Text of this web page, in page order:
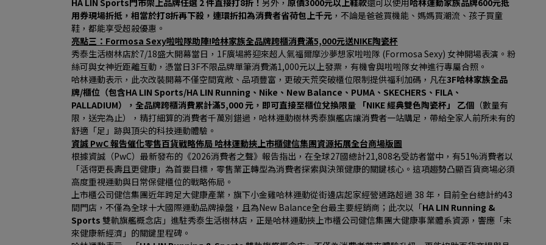
HA LIN Sports門市架上品牌任選 2 件直接打8折！ 另外， 原價3000元以上鞋款還可以使用哈林運動家族品牌600元抵
用券現場折抵，相當於打8折再下殺，連環折扣為消費者省荷包上千元 ，不論是爸爸買機能、媽媽買潮流、孩子買童
鞋，都能享受超殺優惠。
亮點三：Formosa Sexy啦啦隊助陣!哈林家族全品牌跨櫃消費滿5,000元送NIKE陶瓷杯
秀泰生活樹林店於7/18盛大開幕當日，1F廣場將迎來超人氣福爾摩沙夢想家啦啦隊 (Formosa Sexy) 女神開場表演。粉
絲可與女神近距離互動，憑當日3F不限品牌單筆消費滿1,000元以上發票，有機會與啦啦隊女神進行專屬合照。
哈林運動表示，此次改裝開幕不僅空間寬敞、品項豐富，更破天荒突破櫃位限制提供福利加碼，凡在3F哈林家族全品
牌/櫃位（包含HA LIN Sports/HA LIN Running、Nike、New Balance、PUMA、SKECHERS、FILA、
PALLADIUM），全品牌跨櫃消費累計滿5,000 元，即可直接至櫃位兌換限量 「NIKE 經典雙色陶瓷杯」 乙個 （數量有
限，送完為止），精打細算的消費者千萬別錯過，哈林運動樹林秀泰旗艦店讓消費者一站購足，帶給全家人前所未有的
舒適「足」跡與頂尖的科技運動體驗。
資誠 PwC 報告催化零售百貨戰略佈局 哈林運動挾上市櫃健信集團資源拓展全台商場版圖
根據資誠（PwC）最新發布的《2026消費者之聲》報告指出，在全球27國總計21,808名受訪者當中，有51%消費者以
「活得更長壽且更健康」為首要目標，零售業正轉型為消費者探索與決策健康的關鍵核心。這項趨勢凸顯百貨商場必須
高度重視運動與日常保健櫃位的戰略佈局。
上市櫃公司健信集團近年跨足大健康產業，旗下小金雞哈林運動從街邊店起家經營通路超過 38 年，目前全台總計約43
間門店，不僅為全球十大國際運動品牌操盤，且為New Balance全台最主要經銷商；此次以「HA LIN Running &
Sports 雙軌旗艦概念店」進駐秀泰生活樹林店，正是哈林運動挾上市櫃公司健信集團大健康事業體系資源，響應「未
來健康新經濟」的關鍵里程碑。